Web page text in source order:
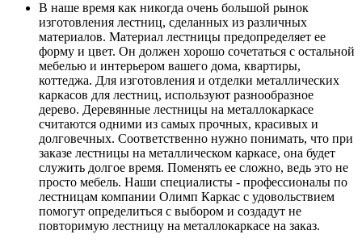
В наше время как никогда очень большой рынок
изготовления лестниц, сделанных из различных
материалов. Материал лестницы предопределяет ее
форму и цвет. Он должен хорошо сочетаться с остальной
мебелью и интерьером вашего дома, квартиры,
коттеджа. Для изготовления и отделки металлических
каркасов для лестниц, используют разнообразное
дерево. Деревянные лестницы на металлокаркасе
считаются одними из самых прочных, красивых и
долговечных. Соответственно нужно понимать, что при
заказе лестницы на металлическом каркасе, она будет
служить долгое время. Поменять ее сложно, ведь это не
просто мебель. Наши специалисты - профессионалы по
лестницам компании Олимп Каркас с удовольствием
помогут определиться с выбором и создадут не
повторимую лестницу на металлокаркасе на заказ.